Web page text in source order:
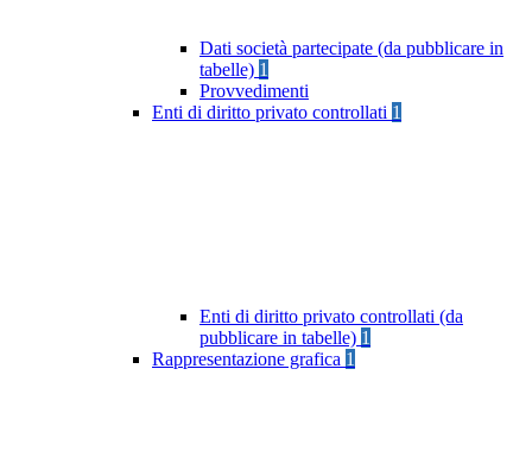
Dati società partecipate (da pubblicare in
tabelle) 1
Provvedimenti
Enti di diritto privato controllati 1
Enti di diritto privato controllati (da
pubblicare in tabelle) 1
Rappresentazione grafica 1